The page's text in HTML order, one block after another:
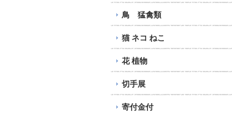
鳥 猛禽類
猫 ネコ ねこ
花 植物
切手展
寄付金付